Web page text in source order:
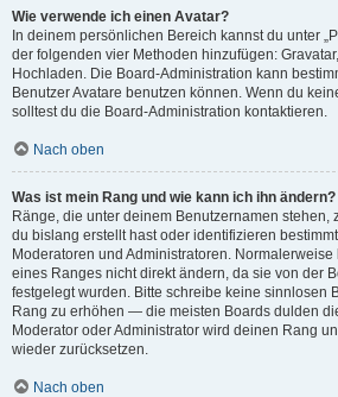
Wie verwende ich einen Avatar?
In deinem persönlichen Bereich kannst du unter
der folgenden vier Methoden hinzufügen:
Hochladen. Die Board-Administration kann
Benutzer Avatare benutzen können. Wenn du
solltest du die Board-Administration kontaktieren.
Nach oben
Was ist mein Rang und wie kann ich ihn ändern?
Ränge, die unter deinem Benutzernamen stehen,
du bislang erstellt hast oder identifizieren
Moderatoren und Administratoren.
eines Ranges nicht direkt ändern, da sie von der
festgelegt wurden. Bitte schreibe keine sinnlosen
Rang zu erhöhen — die meisten Boards dulden
Moderator oder Administrator wird deinen Rang
wieder zurücksetzen.
Nach oben